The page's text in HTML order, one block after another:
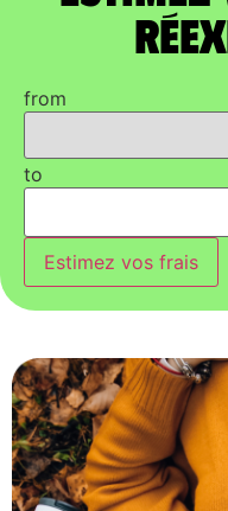
from
to
Estimez vos frais